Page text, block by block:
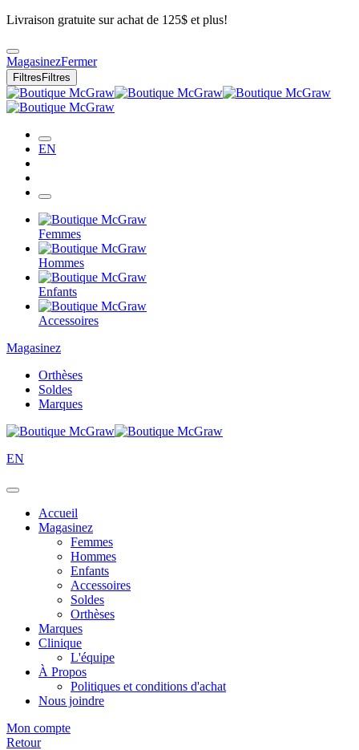
Livraison gratuite sur achat de 125$ et plus!
MagasinezFermer
Filtres Filtres
EN
Femmes
Hommes
Enfants
Accessoires
Magasinez
Orthèses
Soldes
Marques
EN
Accueil
Magasinez
Femmes
Hommes
Enfants
Accessoires
Soldes
Orthèses
Marques
Clinique
L'équipe
À Propos
Politiques et conditions d'achat
Nous joindre
Mon compte
Retour